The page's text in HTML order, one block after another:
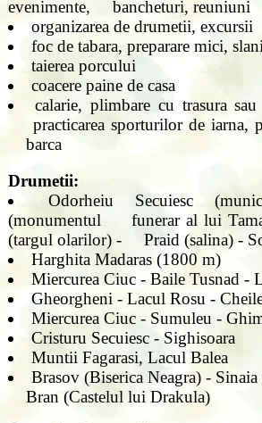
evenimente, bancheturi, reuniuni
organizarea de drumetii, excursii
foc de tabara, preparare mici,
taierea porcului
coacere paine de casa
calarie, plimbare cu trasura
practicarea sporturilor de iarna,
barca
Drumetii:
Odorheiu Secuiesc
(monumentul funerar al lui
(targul olarilor) - Praid (salina) -
Harghita Madaras (1800 m)
Miercurea Ciuc - Baile Tusnad -
Gheorgheni - Lacul Rosu -
Miercurea Ciuc - Sumuleu -
Cristuru Secuiesc - Sighisoara
Muntii Fagarasi, Lacul Balea
Brasov (Biserica Neagra) - Sinaia
Bran (Castelul lui Drakula)